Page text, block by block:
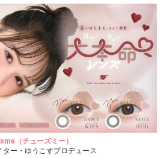
（チューズミー）
ター・ゆうこすプロデュース